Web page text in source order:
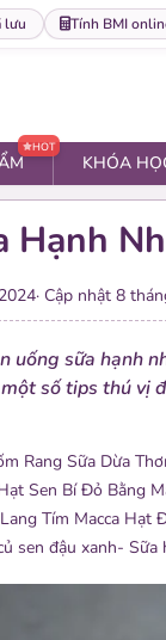
lưu Tính BMI
HOT
tiêu chuẩn
tặng
KHÓA
Hạnh
· Cập nhật 8
uống sữa hạnh
số tips thú vị
Rang Sữa Dừa
Sen Bí Đỏ Bằng
Tím Macca
sen đậu xanh-